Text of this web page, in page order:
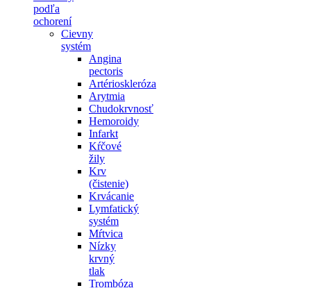
podľa
ochorení
Cievny
systém
Angina
pectoris
Artérioskleróza
Arytmia
Chudokrvnosť
Hemoroidy
Infarkt
Kŕčové
žily
Krv
(čistenie)
Krvácanie
Lymfatický
systém
Mŕtvica
Nízky
krvný
tlak
Trombóza